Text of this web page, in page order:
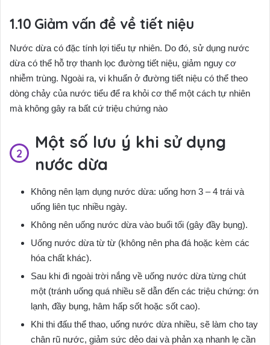
Giảm vấn đề về tiết niệu
Nước dừa có đặc tính lợi tiểu tự nhiên. Do đó, sử dụng nước
dừa có thể hỗ trợ thanh lọc đường tiết niệu, giảm nguy cơ
nhiễm trùng. Ngoài ra, vi khuẩn ở đường tiết niệu có thể theo
dòng chảy của nước tiểu để ra khỏi cơ thể một cách tự nhiên
mà không gây ra bất cứ triệu chứng nào
Một số lưu ý khi sử dụng
nước dừa
Không nên lạm dụng nước dừa: uống hơn 3 – 4 trái và
uống liên tục nhiều ngày.
Không nên uống nước dừa vào buổi tối (gây đầy bụng).
Uống nước dừa từ từ (không nên pha đá hoặc kèm các
hóa chất khác).
Sau khi đi ngoài trời nắng về uống nước dừa từng chút
một (tránh uống quá nhiều sẽ dẫn đến các triệu chứng: ớn
lạnh, đầy bụng, hâm hấp sốt hoặc sốt cao).
Khi thi đấu thể thao, uống nước dừa nhiều, sẽ làm cho tay
chân rũ nước, giảm sức dẻo dai và phản xạ nhanh lẹ cần